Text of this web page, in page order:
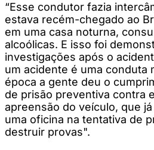
“Esse condutor fazia
estava recém-chegado ao
em uma casa noturna,
alcoólicas. E isso foi
investigações após o
um acidente é uma conduta
época a gente deu o
de prisão preventiva contra
apreensão do veículo, que
uma oficina na tentativa de
destruir provas".